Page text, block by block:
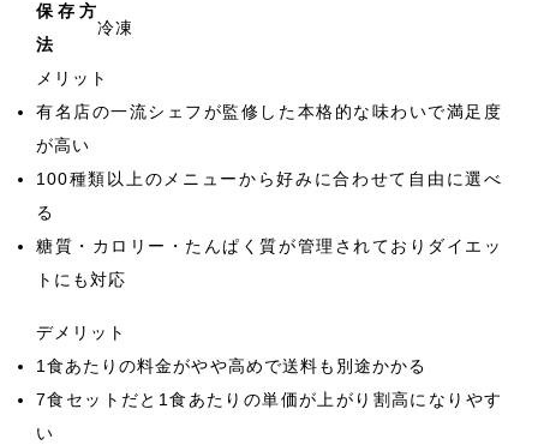
保存方
法
冷凍
メリット
有名店の一流シェフが監修した本格的な味わいで満足度
が高い
100種類以上のメニューから好みに合わせて自由に選べ
る
糖質・カロリー・たんぱく質が管理されておりダイエッ
トにも対応
デメリット
1食あたりの料金がやや高めで送料も別途かかる
7食セットだと1食あたりの単価が上がり割高になりやす
い